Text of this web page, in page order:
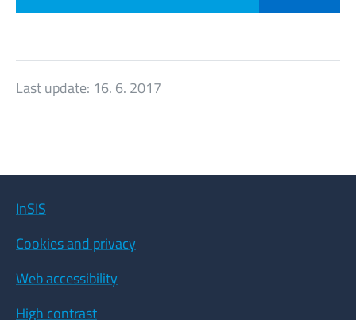
Last update: 16. 6. 2017
InSIS
Cookies and privacy
Web accessibility
High contrast